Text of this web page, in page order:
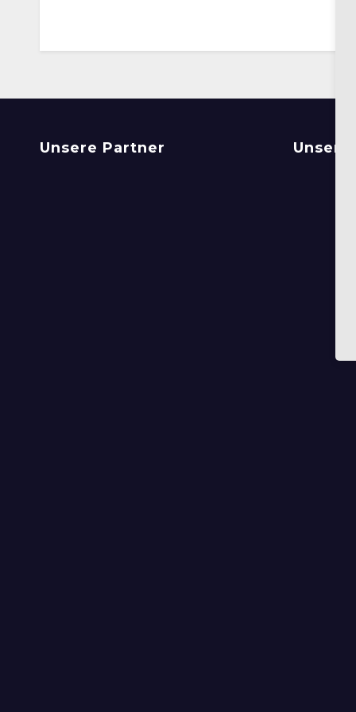
Unsere Partner